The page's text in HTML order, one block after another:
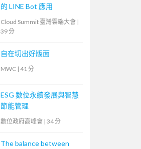
的 LINE Bot 應用
Cloud Summit 臺灣雲端大會 |
39 分
自在切出好版面
MWC | 41 分
ESG 數位永續發展與智慧
節能管理
數位政府高峰會 | 34 分
The balance between